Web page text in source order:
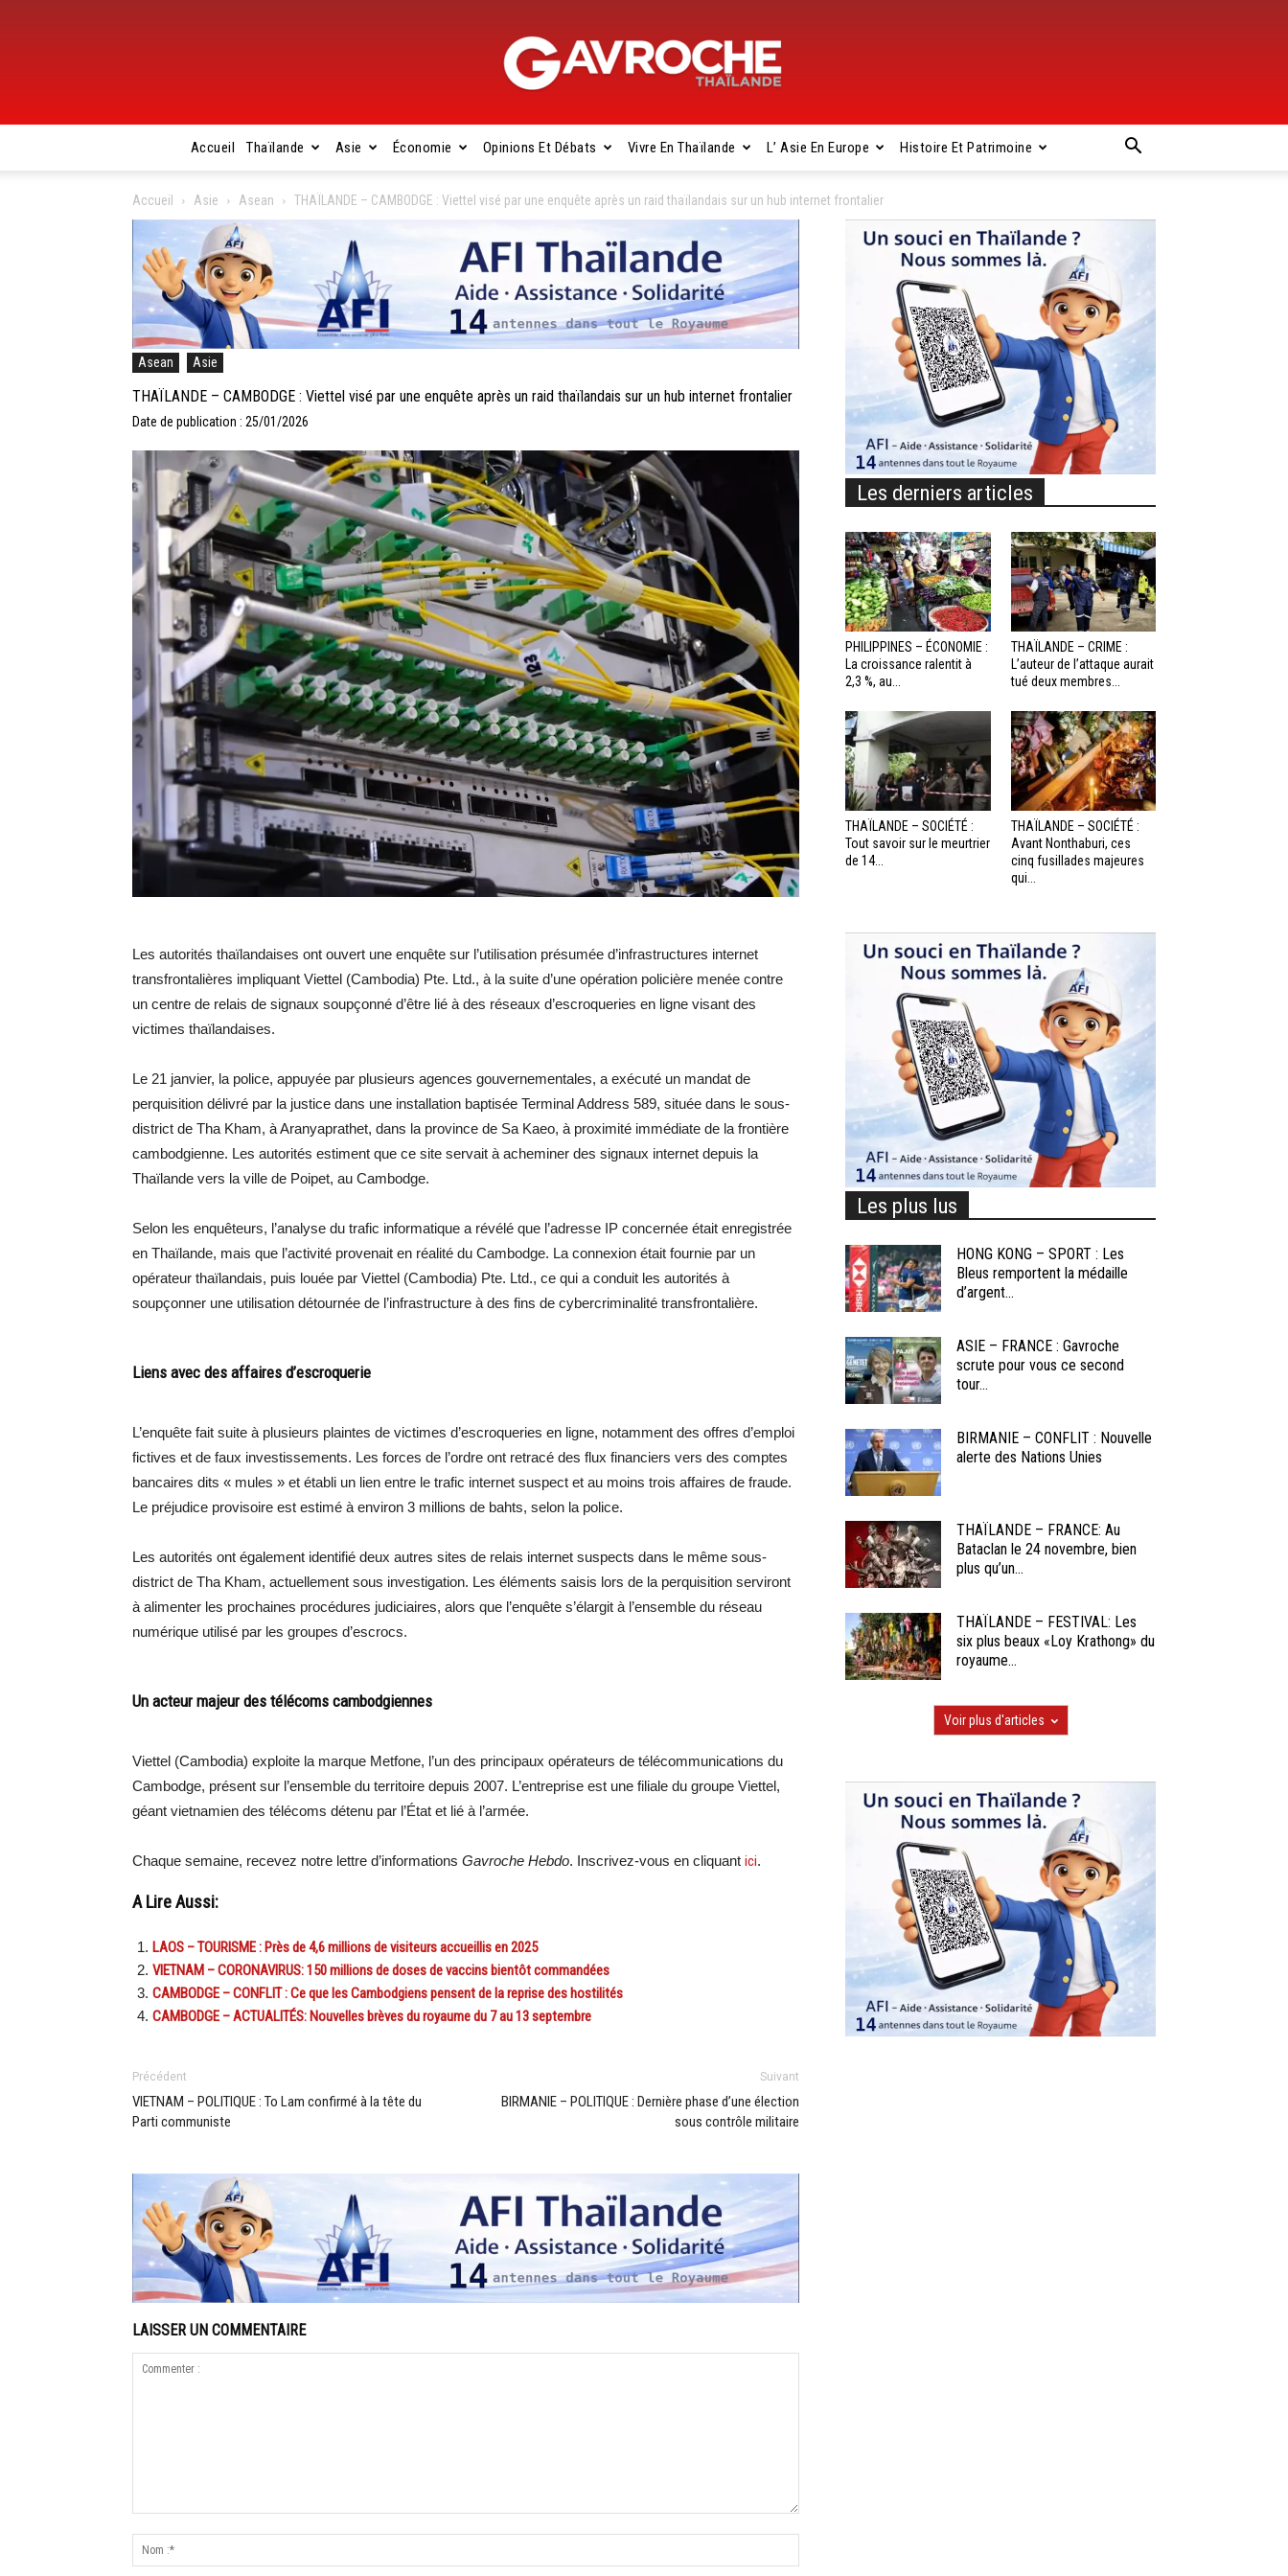
Gavroche
Thaïlande
Accueil Thaïlande Asie Économie Opinions Et Débats Vivre En Thaïlande L’ Asie En Europe Histoire Et Patrimoine
Accueil Asie Asean THAÏLANDE – CAMBODGE : Viettel visé par une enquête après un raid thaïlandais sur un hub internet frontalier
Asean Asie
THAÏLANDE – CAMBODGE : Viettel visé par une enquête après un raid thaïlandais sur un hub internet frontalier
Date de publication : 25/01/2026
Les autorités thaïlandaises ont ouvert une enquête sur l’utilisation présumée d’infrastructures internet
transfrontalières impliquant Viettel (Cambodia) Pte. Ltd., à la suite d’une opération policière menée contre
un centre de relais de signaux soupçonné d’être lié à des réseaux d’escroqueries en ligne visant des
victimes thaïlandaises.
Le 21 janvier, la police, appuyée par plusieurs agences gouvernementales, a exécuté un mandat de
perquisition délivré par la justice dans une installation baptisée Terminal Address 589, située dans le sous-
district de Tha Kham, à Aranyaprathet, dans la province de Sa Kaeo, à proximité immédiate de la frontière
cambodgienne. Les autorités estiment que ce site servait à acheminer des signaux internet depuis la
Thaïlande vers la ville de Poipet, au Cambodge.
Selon les enquêteurs, l’analyse du trafic informatique a révélé que l’adresse IP concernée était enregistrée
en Thaïlande, mais que l’activité provenait en réalité du Cambodge. La connexion était fournie par un
opérateur thaïlandais, puis louée par Viettel (Cambodia) Pte. Ltd., ce qui a conduit les autorités à
soupçonner une utilisation détournée de l’infrastructure à des fins de cybercriminalité transfrontalière.
Liens avec des affaires d’escroquerie
L’enquête fait suite à plusieurs plaintes de victimes d’escroqueries en ligne, notamment des offres d’emploi
fictives et de faux investissements. Les forces de l’ordre ont retracé des flux financiers vers des comptes
bancaires dits « mules » et établi un lien entre le trafic internet suspect et au moins trois affaires de fraude.
Le préjudice provisoire est estimé à environ 3 millions de bahts, selon la police.
Les autorités ont également identifié deux autres sites de relais internet suspects dans le même sous-
district de Tha Kham, actuellement sous investigation. Les éléments saisis lors de la perquisition serviront
à alimenter les prochaines procédures judiciaires, alors que l’enquête s’élargit à l’ensemble du réseau
numérique utilisé par les groupes d’escrocs.
Un acteur majeur des télécoms cambodgiennes
Viettel (Cambodia) exploite la marque Metfone, l’un des principaux opérateurs de télécommunications du
Cambodge, présent sur l’ensemble du territoire depuis 2007. L’entreprise est une filiale du groupe Viettel,
géant vietnamien des télécoms détenu par l’État et lié à l’armée.
Chaque semaine, recevez notre lettre d’informations Gavroche Hebdo. Inscrivez-vous en cliquant ici.
A Lire Aussi:
LAOS – TOURISME : Près de 4,6 millions de visiteurs accueillis en 2025
VIETNAM – CORONAVIRUS: 150 millions de doses de vaccins bientôt commandées
CAMBODGE – CONFLIT : Ce que les Cambodgiens pensent de la reprise des hostilités
CAMBODGE – ACTUALITÉS: Nouvelles brèves du royaume du 7 au 13 septembre
Précédent
VIETNAM – POLITIQUE : To Lam confirmé à la tête du
Parti communiste
Suivant
BIRMANIE – POLITIQUE : Dernière phase d’une élection
sous contrôle militaire
LAISSER UN COMMENTAIRE
Les derniers articles
PHILIPPINES – ÉCONOMIE :
La croissance ralentit à
2,3 %, au...
THAÏLANDE – CRIME :
L’auteur de l’attaque aurait
tué deux membres...
THAÏLANDE – SOCIÉTÉ :
Tout savoir sur le meurtrier
de 14...
THAÏLANDE – SOCIÉTÉ :
Avant Nonthaburi, ces
cinq fusillades majeures
qui...
Les plus lus
HONG KONG – SPORT : Les
Bleus remportent la médaille
d’argent...
ASIE – FRANCE : Gavroche
scrute pour vous ce second
tour...
BIRMANIE – CONFLIT : Nouvelle
alerte des Nations Unies
THAÏLANDE – FRANCE: Au
Bataclan le 24 novembre, bien
plus qu’un...
THAÏLANDE – FESTIVAL: Les
six plus beaux «Loy Krathong» du
royaume...
Voir plus d'articles